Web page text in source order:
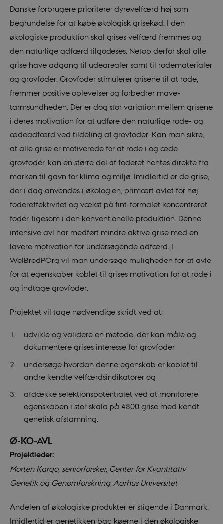
Danske forbrugere prioriterer dyrevelfærd høj som
begrundelse for at købe økologisk grisekød. I den
økologiske produktion skal grises velfærd fremmes og
den naturlige adfærd tilgodeses. Netop derfor skal alle
grise have adgang til udearealer samt til rodematerialer
og grovfoder. Grovfoder stimulerer grisene til at rode,
fremmer positive oplevelser og forbedrer mave-
tarmsundheden. Der er dog stor variation mellem grisene
i deres motivation for at udføre den naturlige rode- og
ædeadfærd ved tildeling af grovfoder. Kan man sikre,
at alle grise er motiverede for at rode i og æde
grovfoder, kan en større del af foderet hentes direkte fra
marken til gavn for klima og miljø. Imidlertid er de grise,
der i dag anvendes i økologien, primært avlet for høj
fodereffektivitet og vækst på fint-formalet koncentreret
foder, ligesom i den konventionelle produktion. Denne
intensive avl har medført mindre aktive grise med en
lavere motivation for undersøgende adfærd. I
WelBredPOrg vil man undersøge muligheden for at avle
for at egenskaber koblet til grises motivation for at rode i
og indtage grovfoder.
Projektet vil tage nødvendige skridt ved at:
udvikle og validere en metode, der kan måle og
dokumentere grises interesse for grovfoder
undersøge hvordan denne egenskab er koblet til
andre kendte velfærdsindikatorer og
afdække selektionspotentialet ved at monitorere
egenskaben i stor skala på 4800 grise med kendt
genetisk afstamning.
Ø-KO-AVL
Projektleder:
Morten Kargo, seniorforsker, Center for Kvantitativ
Genetik og Genomforskning, Aarhus Universitet
Andelen af økologiske produkter er stigende i Danmark.
Imidlertid er genetikken bag køerne i den økologiske